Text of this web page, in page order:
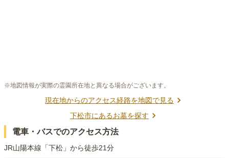
※地図情報が実際の霊園所在地と異なる場合がございます。
現在地からのアクセス経路を地図で見る
下松市にあるお墓を探す
電車・バスでのアクセス方法
JR山陽本線「下松」から徒歩21分